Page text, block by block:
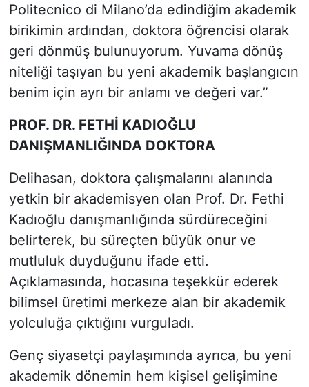
Politecnico di Milano’da edindiğim akademik
birikimin ardından, doktora öğrencisi olarak
geri dönmüş bulunuyorum. Yuvama dönüş
niteliği taşıyan bu yeni akademik başlangıcın
benim için ayrı bir anlamı ve değeri var.”
PROF. DR. FETHİ KADIOĞLU
DANIŞMANLIĞINDA DOKTORA
Delihasan, doktora çalışmalarını alanında
yetkin bir akademisyen olan Prof. Dr. Fethi
Kadıoğlu danışmanlığında sürdüreceğini
belirterek, bu süreçten büyük onur ve
mutluluk duyduğunu ifade etti.
Açıklamasında, hocasına teşekkür ederek
bilimsel üretimi merkeze alan bir akademik
yolculuğa çıktığını vurguladı.
Genç siyasetçi paylaşımında ayrıca, bu yeni
akademik dönemin hem kişisel gelişimine